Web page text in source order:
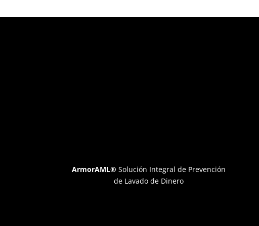
ArmorAML® Solución Integral de Prevención
de Lavado de Dinero